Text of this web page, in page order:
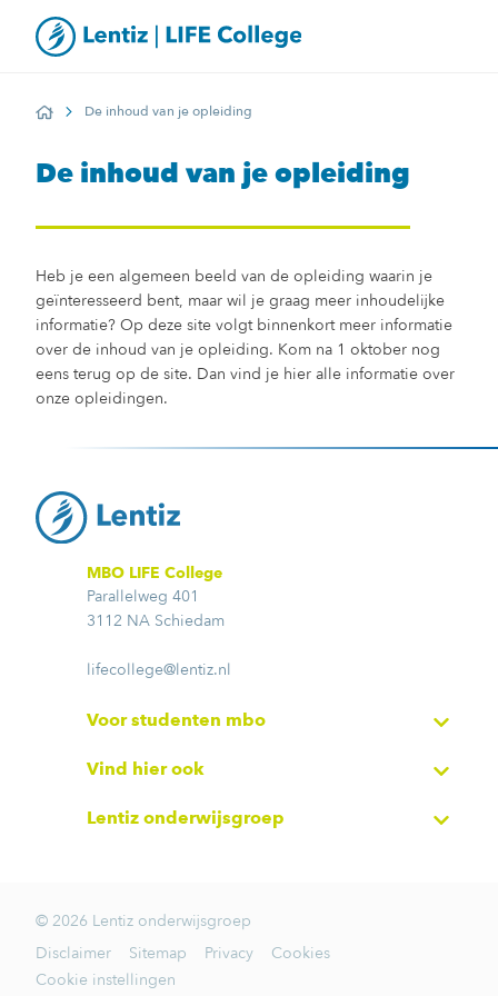
HomeDe inhoud van je opleiding
De inhoud van je opleiding
Heb je een algemeen beeld van de opleiding waarin je
geïnteresseerd bent, maar wil je graag meer inhoudelijke
informatie? Op deze site volgt binnenkort meer informatie
over de inhoud van je opleiding. Kom na 1 oktober nog
eens terug op de site. Dan vind je hier alle informatie over
onze opleidingen.
MBO LIFE College
Parallelweg 401
3112 NA Schiedam
lifecollege@lentiz.nl
Voor studenten mbo
Vind hier ook
Lentiz onderwijsgroep
© 2026 Lentiz onderwijsgroep
Disclaimer
Sitemap Privacy
Cookies
Cookie instellingen